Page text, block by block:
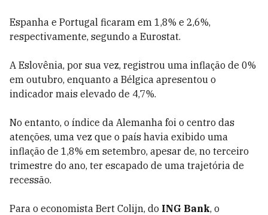
Espanha e Portugal ficaram em 1,8% e 2,6%,
respectivamente, segundo a Eurostat.
A Eslovênia, por sua vez, registrou uma inflação de 0%
em outubro, enquanto a Bélgica apresentou o
indicador mais elevado de 4,7%.
No entanto, o índice da Alemanha foi o centro das
atenções, uma vez que o país havia exibido uma
inflação de 1,8% em setembro, apesar de, no terceiro
trimestre do ano, ter escapado de uma trajetória de
recessão.
Para o economista Bert Colijn, do ING Bank, o